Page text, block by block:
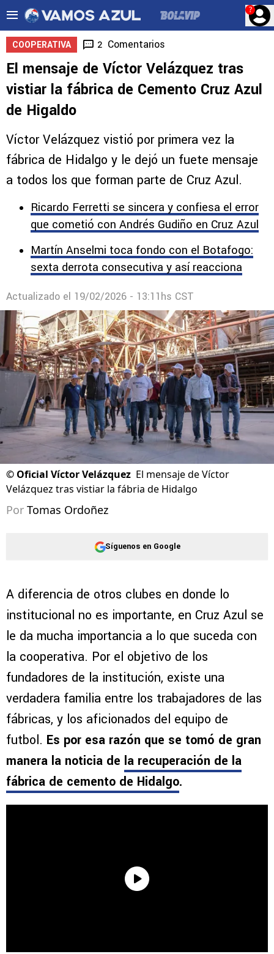
?
COOPERATIVA 2 Comentarios
El mensaje de Víctor Velázquez tras
vistiar la fábrica de Cemento Cruz Azul
de Higaldo
Víctor Velázquez vistió por primera vez la
fábrica de Hidalgo y le dejó un fuete mensaje
a todos los que forman parte de Cruz Azul.
Ricardo Ferretti se sincera y confiesa el error
que cometió con Andrés Gudiño en Cruz Azul
Martín Anselmi toca fondo con el Botafogo:
sexta derrota consecutiva y así reacciona
Actualizado el 19/02/2026 - 13:11hs CST
© Oficial Víctor Velázquez El mensaje de Víctor
Velázquez tras vistiar la fábria de Hidalgo
Por Tomas Ordoñez
Síguenos en Google
A diferencia de otros clubes en donde lo
institucional no es importante, en Cruz Azul se
le da mucha importancia a lo que suceda con
la cooperativa. Por el objetivo de los
fundadores de la institución, existe una
verdadera familia entre los trabajadores de las
fábricas, y los aficionados del equipo de
futbol. Es por esa razón que se tomó de gran
manera la noticia de la recuperación de la
fábrica de cemento de Hidalgo.